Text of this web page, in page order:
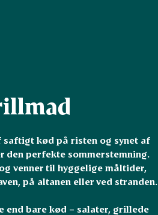
kød på risten og synet af
den perfekte sommerstemning.
venner til hyggelige måltider,
på altanen eller ved stranden.
end bare kød – salater, grillede